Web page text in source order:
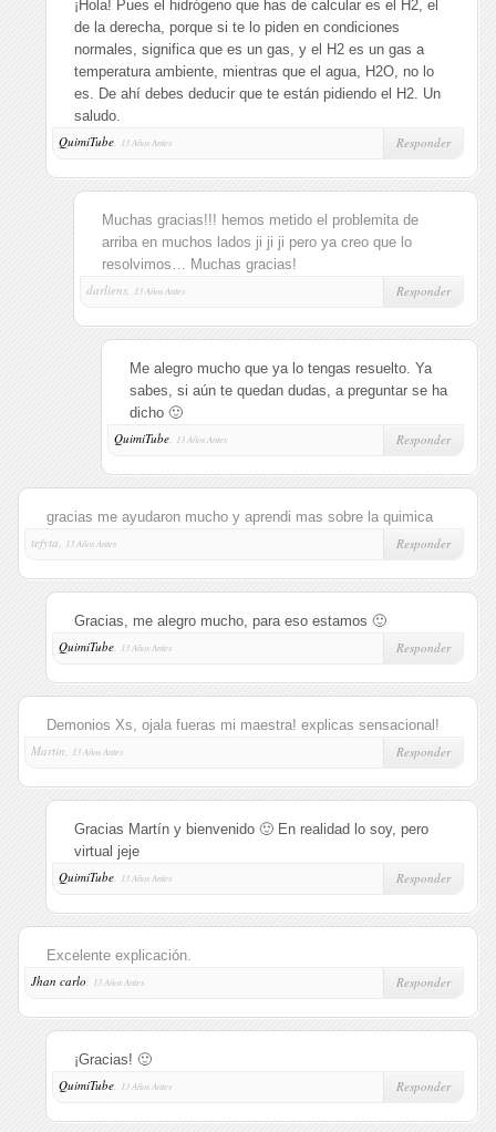
¡Hola! Pues el hidrógeno que has de calcular es el H2, el
de la derecha, porque si te lo piden en condiciones
normales, significa que es un gas, y el H2 es un gas a
temperatura ambiente, mientras que el agua, H2O, no lo
es. De ahí debes deducir que te están pidiendo el H2. Un
saludo.
QuimiTube, 13 Años Antes Responder
Muchas gracias!!! hemos metido el problemita de
arriba en muchos lados ji ji ji pero ya creo que lo
resolvimos… Muchas gracias!
darliens,
13 Años Antes Responder
Me alegro mucho que ya lo tengas resuelto. Ya
sabes, si aún te quedan dudas, a preguntar se ha
dicho 🙂
QuimiTube, 13 Años Antes Responder
gracias me ayudaron mucho y aprendi mas sobre la quimica
tefyta,
13 Años Antes Responder
Gracias, me alegro mucho, para eso estamos 🙂
QuimiTube, 13 Años Antes Responder
Demonios Xs, ojala fueras mi maestra! explicas sensacional!
Martin,
13 Años Antes Responder
Gracias Martín y bienvenido 🙂 En realidad lo soy, pero
virtual jeje
QuimiTube, 13 Años Antes Responder
Excelente explicación.
Jhan carlo, 13 Años Antes Responder
¡Gracias! 🙂
QuimiTube, 13 Años Antes Responder